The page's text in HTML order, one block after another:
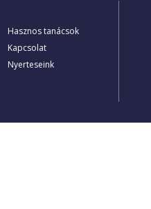
Hasznos tanácsok
Kapcsolat
Nyerteseink